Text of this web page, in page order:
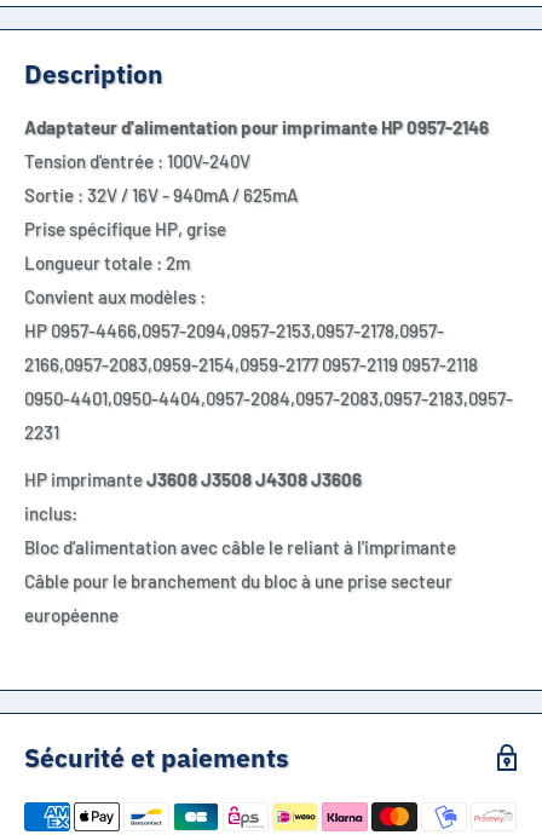
Description
Adaptateur d'alimentation pour imprimante HP 0957-2146
Tension d'entrée : 100V-240V
Sortie : 32V / 16V - 940mA / 625mA
Prise spécifique HP, grise
Longueur totale : 2m
Convient aux modèles :
HP 0957-4466,0957-2094,0957-2153,0957-2178,0957-
2166,0957-2083,0959-2154,0959-2177 0957-2119 0957-2118
0950-4401,0950-4404,0957-2084,0957-2083,0957-2183,0957-
2231
HP imprimanteJ3608 J3508 J4308 J3606
inclus:
Bloc d'alimentation avec câble le reliant à l'imprimante
Câble pour le branchement du bloc à une prise secteur
européenne
Sécurité et paiements